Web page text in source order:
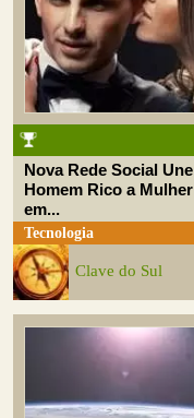
Nova Rede Social Une
Homem Rico a Mulher
em...
Tecnologia
Clave do Sul